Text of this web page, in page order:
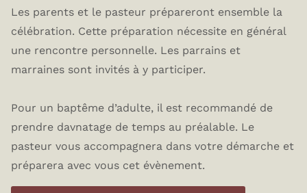
Les parents et le pasteur prépareront ensemble la
célébration. Cette préparation nécessite en général
une rencontre personnelle. Les parrains et
marraines sont invités à y participer.
Pour un baptême d’adulte, il est recommandé de
prendre davnatage de temps au préalable. Le
pasteur vous accompagnera dans votre démarche et
préparera avec vous cet évènement.